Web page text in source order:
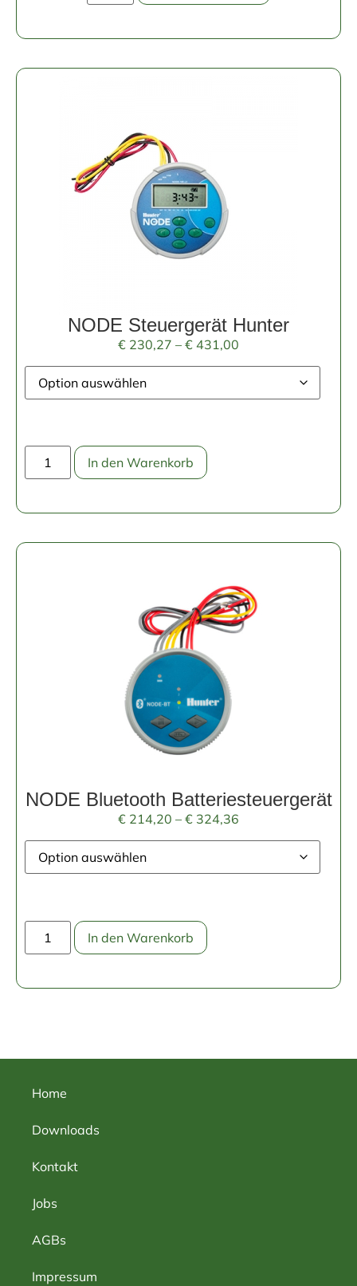
NODE Steuergerät Hunter
€ 230,27 – € 431,00
In den Warenkorb
NODE Bluetooth Batteriesteuergerät
€ 214,20 – € 324,36
In den Warenkorb
Home
Downloads
Kontakt
Jobs
AGBs
Impressum